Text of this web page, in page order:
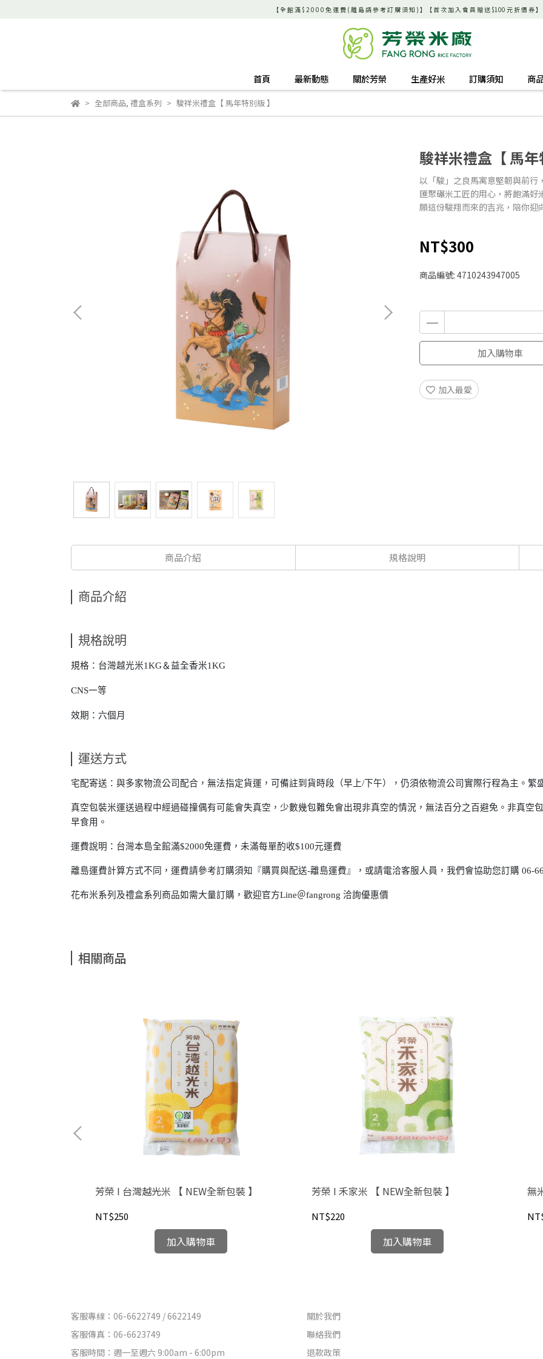
【 全 館 滿 $ 2 0 0 0 免 運 費 ( 離 島 請 參 考 訂 購 須 知 ) 】【 首 次 加 入 會 員 贈 送 $100 元 折 價 券 】
首頁 最新動態 關於芳榮 生產好米 訂購須知 商
全部商品, 禮盒系列 駿祥米禮盒【 馬年特別版 】
駿祥米禮盒【 馬
以「駿」之良馬寓意堅韌與前行
匯聚碾米工匠的用心，將飽滿好
願這份駿翔而來的吉兆，陪你迎
NT$300
商品編號: 4710243947005
加入購物車
加入最愛
商品介紹 規格說明
商品介紹
規格說明
規格：台灣越光米1KG＆益全香米1KG
CNS一等
效期：六個月
運送方式
宅配寄送：與多家物流公司配合，無法指定貨運，可備註到貨時段（早上/下午），仍須依物流公司實際行程為主。繁
真空包裝米運送過程中經過碰撞偶有可能會失真空，少數幾包難免會出現非真空的情況，無法百分之百避免。非真空
早食用。
運費說明：台灣本島全館滿$2000免運費，未滿每單酌收$100元運費
離島運費計算方式不同，運費請參考訂購須知『購買與配送-離島運費』，或請電洽客服人員，我們會協助您訂購 06-
花布米系列及禮盒系列商品如需大量訂購，歡迎官方Line＠fangrong 洽詢優惠價
相關商品
芳榮 I 台灣越光米 【 NEW全新包裝 】
NT$250
加入購物車
芳榮 I 禾家米 【 NEW全新包裝 】
NT$220
加入購物車
客服專線：06-6622749 / 6622149
客服傳真：06-6623749
客服時間：週一至週六 9:00am - 6:00pm
關於我們
聯絡我們
退款政策